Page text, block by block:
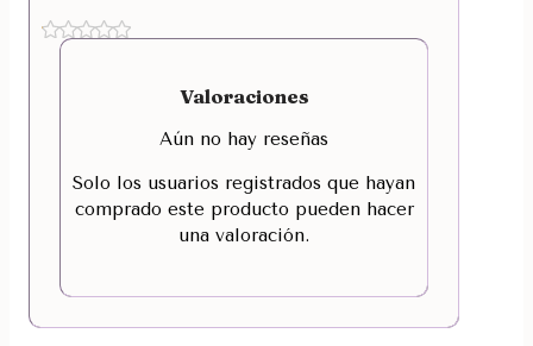
Valoraciones
Aún no hay reseñas
Solo los usuarios registrados que hayan
comprado este producto pueden hacer
una valoración.